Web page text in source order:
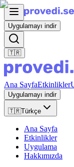
Uygulamayı indir
🇹🇷
Ana SayfaEtkinlikler
Uygulamayı indir
🇹🇷Türkçe
Ana Sayfa
Etkinlikler
Uygulama
Hakkımızda